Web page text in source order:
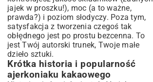
zapewnienie trwałości i bezpieczeństwa
Odkryj wariacje: pomysły na ajerkoniak
kakaowy dla każdego
Przepis na ajerkoniak kakaowy
bezalkoholowy – opcja dla dzieci i
kierowców
Wegańskie i bezlaktozowe wersje
ajerkoniaku – alternatywy dla osób z
nietolerancjami
jajek w proszku!), moc (a to ważne,
prawda?) i poziom słodyczy. Poza tym,
satysfakcja z tworzenia czegoś tak
obłędnego jest po prostu bezcenna. To
jest Twój autorski trunek, Twoje małe
dzieło sztuki.
Krótka historia i popularność
ajerkoniaku kakaowego